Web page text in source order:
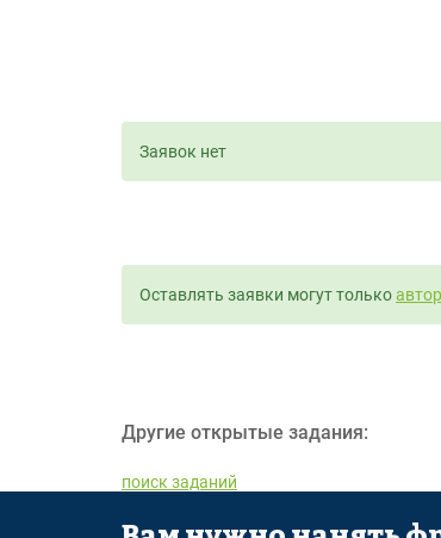
Заявок нет
Оставлять заявки могут только
Другие открытые задания:
поиск заданий